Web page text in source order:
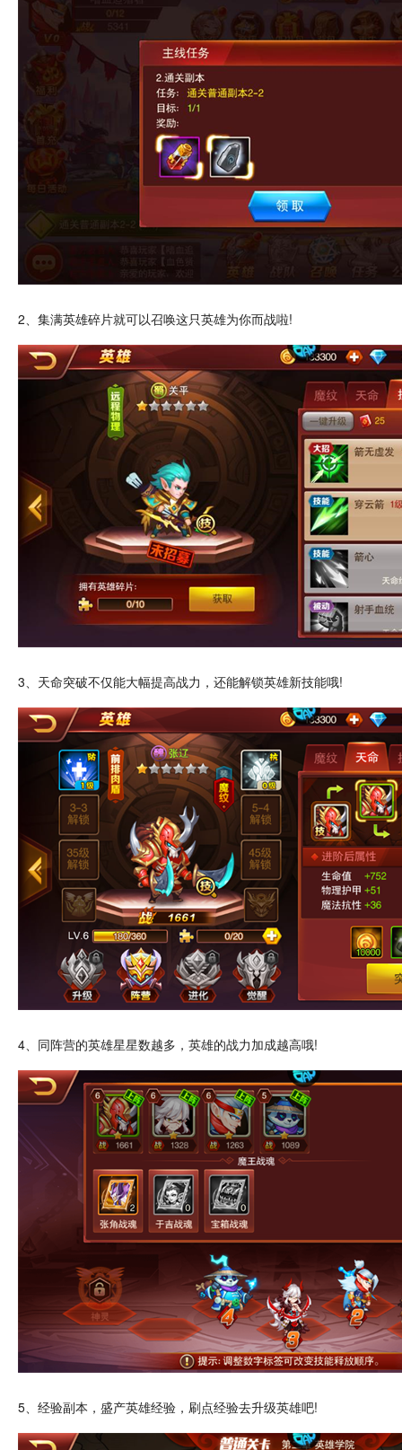
2、集满英雄碎片就可以召唤这只英雄为你而战啦!
3、天命突破不仅能大幅提高战力，还能解锁英雄新技能哦!
4、同阵营的英雄星星数越多，英雄的战力加成越高哦!
5、经验副本，盛产英雄经验，刷点经验去升级英雄吧!